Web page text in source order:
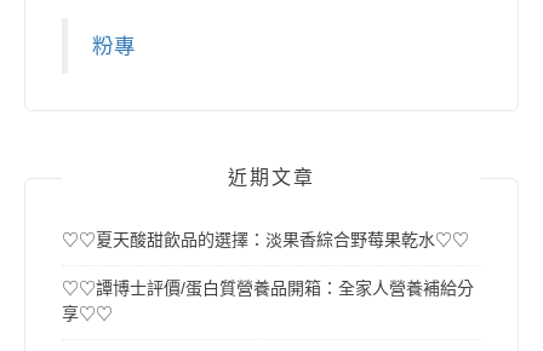
粉專
近期文章
♡♡夏天酸甜飲品的選擇：淡果香綜合野莓果乾水♡♡
♡♡譚博士評價/蛋白質營養品開箱：全家人營養補給分
享♡♡